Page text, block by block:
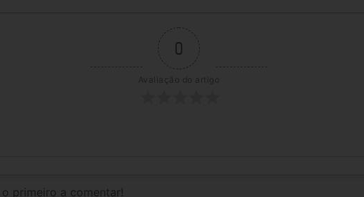
0
Avaliação do artigo